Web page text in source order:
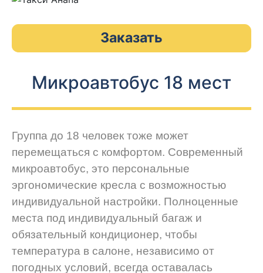
Заказать
Микроавтобус 18 мест
Группа до 18 человек тоже может
перемещаться с комфортом. Современный
микроавтобус, это персональные
эргономические кресла с возможностью
индивидуальной настройки. Полноценные
места под индивидуальный багаж и
обязательный кондиционер, чтобы
температура в салоне, независимо от
погодных условий, всегда оставалась